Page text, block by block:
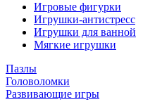
Игровые фигурки
Игрушки-антистресс
Игрушки для ванной
Мягкие игрушки
Пазлы
Головоломки
Развивающие игры